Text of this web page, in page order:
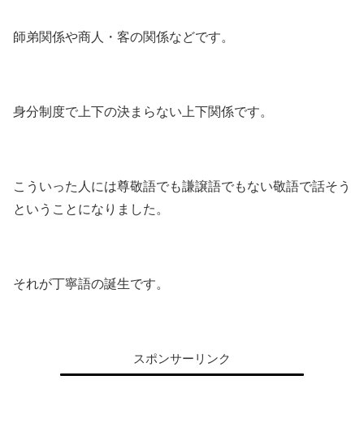
師弟関係や商人・客の関係などです。
身分制度で上下の決まらない上下関係です。
こういった人には尊敬語でも謙譲語でもない敬語で話そう
ということになりました。
それが丁寧語の誕生です。
スポンサーリンク